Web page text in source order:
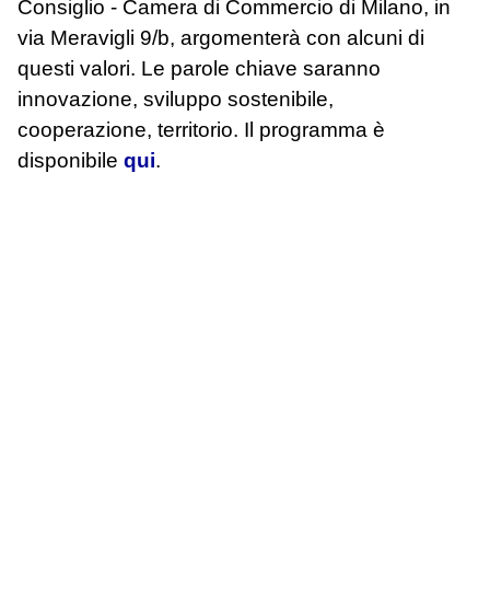
Consiglio - Camera di Commercio di Milano, in
via Meravigli 9/b, argomenterà con alcuni di
questi valori. Le parole chiave saranno
innovazione, sviluppo sostenibile,
cooperazione, territorio. Il programma è
disponibile qui.